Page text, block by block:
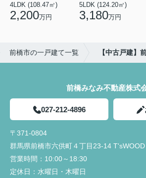
4LDK (108.47㎡)
2,200万円
5LDK (124.20㎡)
3,180万円
前橋市の一戸建て一覧 【中古戸建
前橋みなみ不動産株式
027-212-4896
〒371-0804
群馬県前橋市六供町４丁目23‐14
営業時間： 10:00～18:30
定休日： 水曜日・木曜日